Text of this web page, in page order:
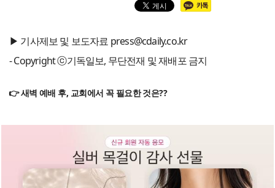
▶ 기사제보 및 보도자료 press@cdaily.co.kr
- Copyright ⓒ기독일보, 무단전재 및 재배포 금지
👉 새벽 예배 후, 교회에서 꼭 필요한 것은??